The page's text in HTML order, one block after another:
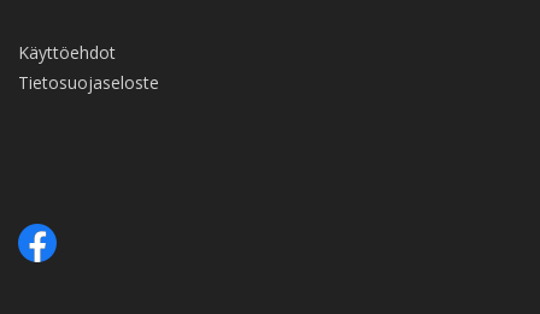
Käyttöehdot
Tietosuojaseloste